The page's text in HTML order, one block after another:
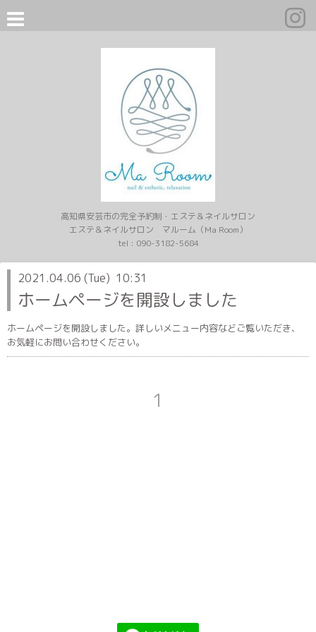
高知県安芸市の完全予約制・エステ＆ネイルサロン
エステ＆ネイルサロン マルーム（Ma Room）
tel : 090-3182-5684
2021.04.06 (Tue) 10:31
ホームページを開設しました
ホームページを開設しました。詳しいメニュー内容などご覧いただき、
お気軽にお問い合わせください。
1